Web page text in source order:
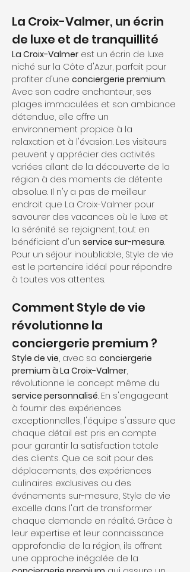
La Croix-Valmer, un écrin
de luxe et de tranquillité
La Croix-Valmer est un écrin de luxe
niché sur la Côte d'Azur, parfait pour
profiter d'une conciergerie premium.
Avec son cadre enchanteur, ses
plages immaculées et son ambiance
détendue, elle offre un
environnement propice à la
relaxation et à l'évasion. Les visiteurs
peuvent y apprécier des activités
variées allant de la découverte de la
région à des moments de détente
absolue. Il n'y a pas de meilleur
endroit que La Croix-Valmer pour
savourer des vacances où le luxe et
la sérénité se rejoignent, tout en
bénéficient d'un service sur-mesure.
Pour un séjour inoubliable, Style de vie
est le partenaire idéal pour répondre
à toutes vos attentes.
Comment Style de vie
révolutionne la
conciergerie premium ?
Style de vie, avec sa conciergerie
premium à La Croix-Valmer,
révolutionne le concept même du
service personnalisé. En s'engageant
à fournir des expériences
exceptionnelles, l'équipe s'assure que
chaque détail est pris en compte
pour garantir la satisfaction totale
des clients. Que ce soit pour des
déplacements, des expériences
culinaires exclusives ou des
événements sur-mesure, Style de vie
excelle dans l'art de transformer
chaque demande en réalité. Grâce à
leur expertise et leur connaissance
approfondie de la région, ils offrent
une approche inégalée de la